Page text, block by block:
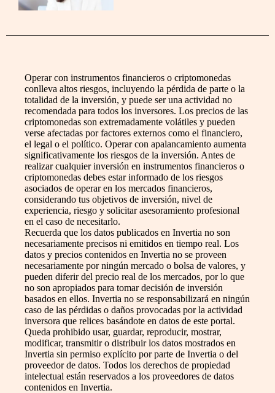
Operar con instrumentos financieros o criptomonedas
conlleva altos riesgos, incluyendo la pérdida de parte o la
totalidad de la inversión, y puede ser una actividad no
recomendada para todos los inversores. Los precios de las
criptomonedas son extremadamente volátiles y pueden
verse afectadas por factores externos como el financiero,
el legal o el político. Operar con apalancamiento aumenta
significativamente los riesgos de la inversión. Antes de
realizar cualquier inversión en instrumentos financieros o
criptomonedas debes estar informado de los riesgos
asociados de operar en los mercados financieros,
considerando tus objetivos de inversión, nivel de
experiencia, riesgo y solicitar asesoramiento profesional
en el caso de necesitarlo.
Recuerda que los datos publicados en Invertia no son
necesariamente precisos ni emitidos en tiempo real. Los
datos y precios contenidos en Invertia no se proveen
necesariamente por ningún mercado o bolsa de valores, y
pueden diferir del precio real de los mercados, por lo que
no son apropiados para tomar decisión de inversión
basados en ellos. Invertia no se responsabilizará en ningún
caso de las pérdidas o daños provocadas por la actividad
inversora que relices basándote en datos de este portal.
Queda prohibido usar, guardar, reproducir, mostrar,
modificar, transmitir o distribuir los datos mostrados en
Invertia sin permiso explícito por parte de Invertia o del
proveedor de datos. Todos los derechos de propiedad
intelectual están reservados a los proveedores de datos
contenidos en Invertia.